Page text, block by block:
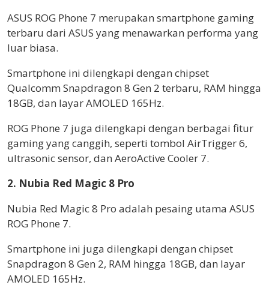
ASUS ROG Phone 7 merupakan smartphone gaming
terbaru dari ASUS yang menawarkan performa yang
luar biasa.
Smartphone ini dilengkapi dengan chipset
Qualcomm Snapdragon 8 Gen 2 terbaru, RAM hingga
18GB, dan layar AMOLED 165Hz.
ROG Phone 7 juga dilengkapi dengan berbagai fitur
gaming yang canggih, seperti tombol AirTrigger 6,
ultrasonic sensor, dan AeroActive Cooler 7.
2. Nubia Red Magic 8 Pro
Nubia Red Magic 8 Pro adalah pesaing utama ASUS
ROG Phone 7.
Smartphone ini juga dilengkapi dengan chipset
Snapdragon 8 Gen 2, RAM hingga 18GB, dan layar
AMOLED 165Hz.